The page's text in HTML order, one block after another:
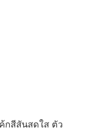
ค้กสีสันสดใส ตัว